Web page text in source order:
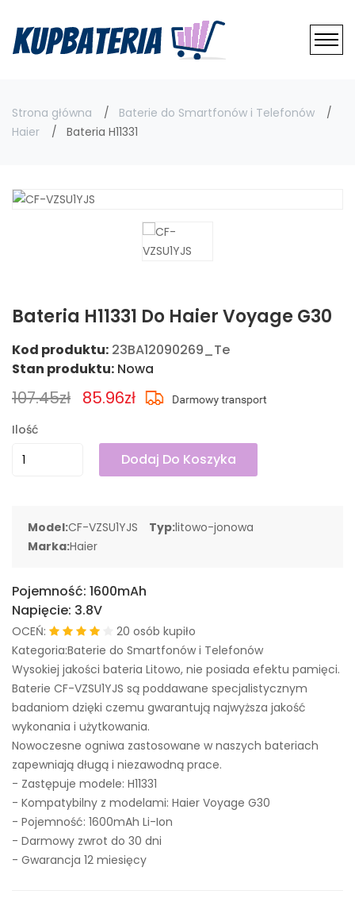
Strona główna
Baterie do Smartfonów i Telefonów
Haier
Bateria H11331
Bateria H11331 Do Haier Voyage G30
Kod produktu: 23BA12090269_Te
Stan produktu: Nowa
107.45zł 85.96zł
Ilość
Dodaj Do Koszyka
Model:CF-VZSU1YJS Typ:litowo-jonowa
Marka:Haier
Pojemność: 1600mAh
Napięcie: 3.8V
OCEŃ:
20 osób kupiło
Kategoria:Baterie do Smartfonów i Telefonów
Wysokiej jakości bateria Litowo, nie posiada efektu pamięci.
Baterie CF-VZSU1YJS są poddawane specjalistycznym
badaniom dzięki czemu gwarantują najwyższa jakość
wykonania i użytkowania.
Nowoczesne ogniwa zastosowane w naszych bateriach
zapewniają długą i niezawodną prace.
- Zastępuje modele: H11331
- Kompatybilny z modelami: Haier Voyage G30
- Pojemność: 1600mAh Li-Ion
- Darmowy zwrot do 30 dni
- Gwarancja 12 miesięcy